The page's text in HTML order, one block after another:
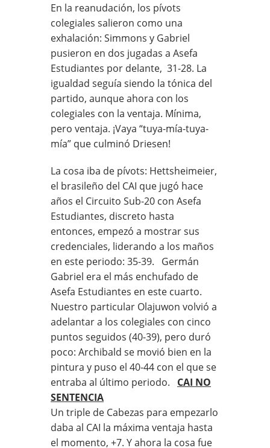
En la reanudación, los pívots
colegiales salieron como una
exhalación: Simmons y Gabriel
pusieron en dos jugadas a Asefa
Estudiantes por delante, 31-28. La
igualdad seguía siendo la tónica del
partido, aunque ahora con los
colegiales con la ventaja. Mínima,
pero ventaja. ¡Vaya “tuya-mía-tuya-
mía” que culminó Driesen!
La cosa iba de pívots: Hettsheimeier,
el brasileño del CAI que jugó hace
años el Circuito Sub-20 con Asefa
Estudiantes, discreto hasta
entonces, empezó a mostrar sus
credenciales, liderando a los maños
en este periodo: 35-39. Germán
Gabriel era el más enchufado de
Asefa Estudiantes en este cuarto.
Nuestro particular Olajuwon volvió a
adelantar a los colegiales con cinco
puntos seguidos (40-39), pero duró
poco: Archibald se movió bien en la
pintura y puso el 40-44 con el que se
entraba al último periodo. CAI NO
SENTENCIA
Un triple de Cabezas para empezarlo
daba al CAI la máxima ventaja hasta
el momento, +7. Y ahora la cosa fue